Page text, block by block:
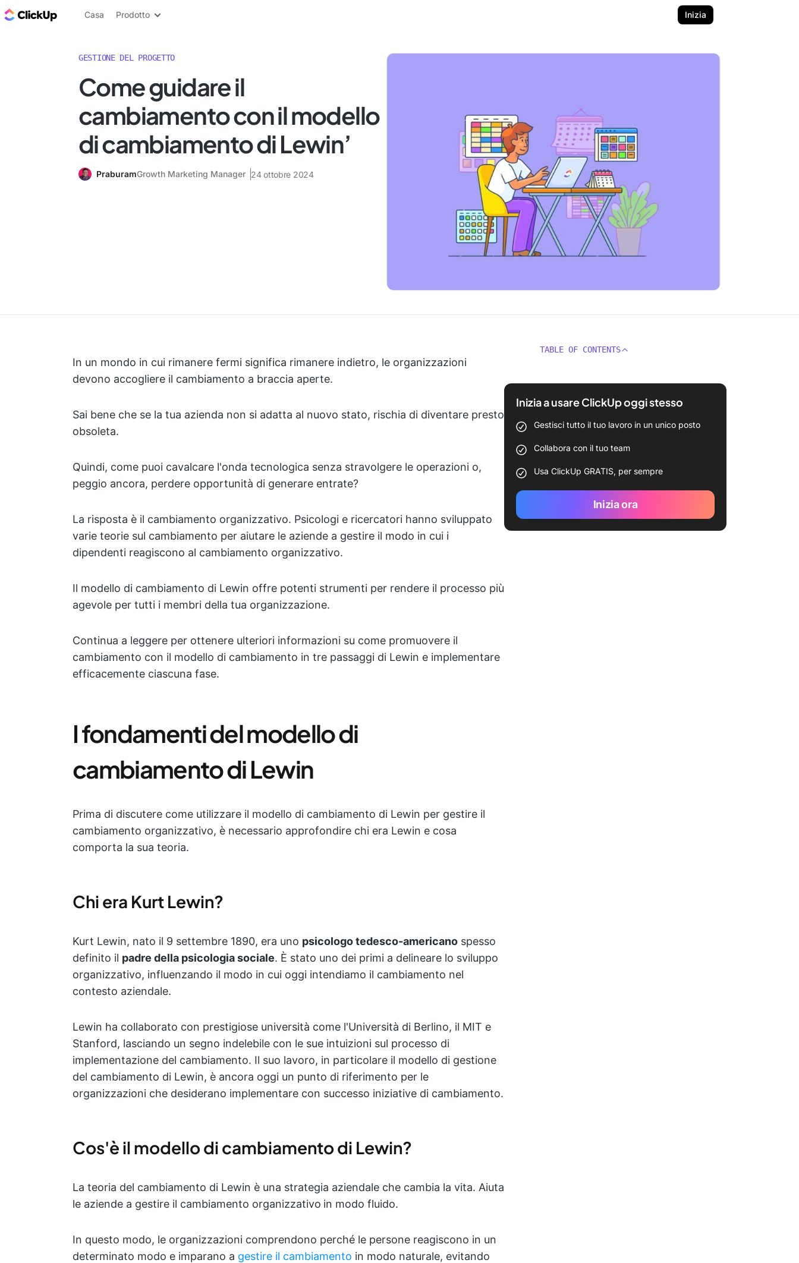
Blog di ClickUp
Casa Prodotto Inizia
GESTIONE DEL PROGETTO
Come guidare il
cambiamento con il modello
di cambiamento di Lewin’
PraburamGrowth Marketing Manager 24 ottobre 2024
In un mondo in cui rimanere fermi significa rimanere indietro, le organizzazioni
devono accogliere il cambiamento a braccia aperte.
Sai bene che se la tua azienda non si adatta al nuovo stato, rischia di diventare presto
obsoleta.
Quindi, come puoi cavalcare l'onda tecnologica senza stravolgere le operazioni o,
peggio ancora, perdere opportunità di generare entrate?
La risposta è il cambiamento organizzativo. Psicologi e ricercatori hanno sviluppato
varie teorie sul cambiamento per aiutare le aziende a gestire il modo in cui i
dipendenti reagiscono al cambiamento organizzativo.
Il modello di cambiamento di Lewin offre potenti strumenti per rendere il processo più
agevole per tutti i membri della tua organizzazione.
Continua a leggere per ottenere ulteriori informazioni su come promuovere il
cambiamento con il modello di cambiamento in tre passaggi di Lewin e implementare
efficacemente ciascuna fase.
I fondamenti del modello di
cambiamento di Lewin
Prima di discutere come utilizzare il modello di cambiamento di Lewin per gestire il
cambiamento organizzativo, è necessario approfondire chi era Lewin e cosa
comporta la sua teoria.
Chi era Kurt Lewin?
Kurt Lewin, nato il 9 settembre 1890, era uno psicologo tedesco-americano spesso
definito il padre della psicologia sociale. È stato uno dei primi a delineare lo sviluppo
organizzativo, influenzando il modo in cui oggi intendiamo il cambiamento nel
contesto aziendale.
Lewin ha collaborato con prestigiose università come l'Università di Berlino, il MIT e
Stanford, lasciando un segno indelebile con le sue intuizioni sul processo di
implementazione del cambiamento. Il suo lavoro, in particolare il modello di gestione
del cambiamento di Lewin, è ancora oggi un punto di riferimento per le
organizzazioni che desiderano implementare con successo iniziative di cambiamento.
Cos'è il modello di cambiamento di Lewin?
La teoria del cambiamento di Lewin è una strategia aziendale che cambia la vita. Aiuta
le aziende a gestire il cambiamento organizzativo in modo fluido.
In questo modo, le organizzazioni comprendono perché le persone reagiscono in un
determinato modo e imparano a gestire il cambiamento in modo naturale, evitando
TABLE OF CONTENTS
Inizia a usare ClickUp oggi stesso
Gestisci tutto il tuo lavoro in un unico posto
Collabora con il tuo team
Usa ClickUp GRATIS, per sempre
Inizia ora